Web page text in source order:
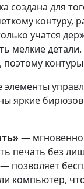
создана для
контуру,
учатся
мелкие
элементы
яркие
— мгновенно
печать без
— позволяет
компьютер,